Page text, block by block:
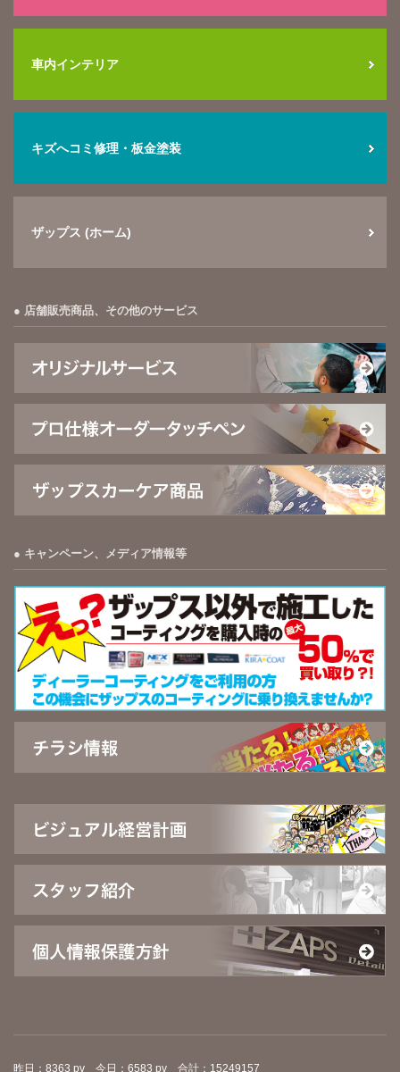
車内インテリア
キズへコミ修理・板金塗装
ザップス (ホーム)
店舗販売商品、その他のサービス
キャンペーン、メディア情報等
昨日：8363 pv 今日：6583 pv 合計：15249157